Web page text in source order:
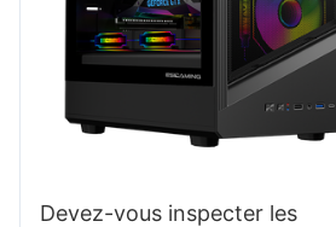
Devez-vous inspecter les